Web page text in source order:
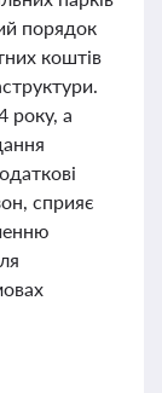
порядок
коштів
року, а
сприяє